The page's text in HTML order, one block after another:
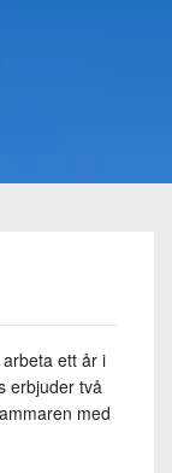
ett år i
erbjuder två
med